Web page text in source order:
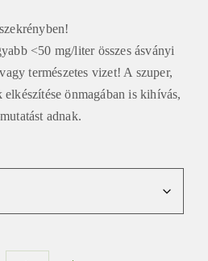
<50 mg/liter összes ásványi
természetes vizet! A szuper,
önmagában is kihívás,
adnak.